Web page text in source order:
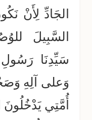
الجَادِّ لِأَنْ
السَّبِيلَ
سَيِّدِنَا
وَعلى آلِهِ
أُمَّتِي يَدْخُلُونَ